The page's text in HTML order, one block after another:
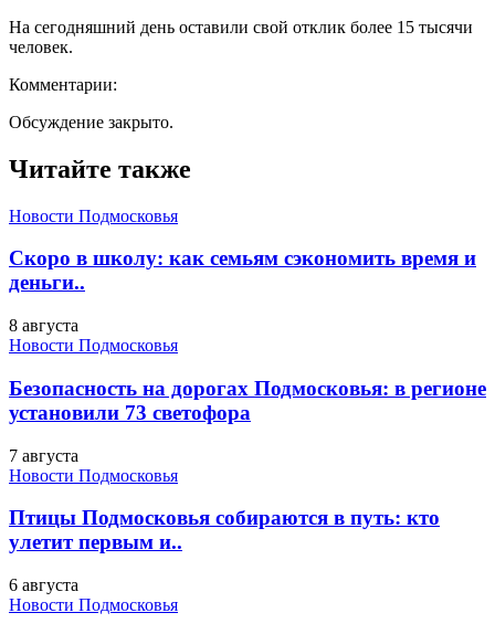
На сегодняшний день оставили свой отклик более 15 тысячи
человек.
Комментарии:
Обсуждение закрыто.
Читайте также
Новости Подмосковья
Скоро в школу: как семьям сэкономить время и
деньги..
8 августа
Новости Подмосковья
Безопасность на дорогах Подмосковья: в регионе
установили 73 светофора
7 августа
Новости Подмосковья
Птицы Подмосковья собираются в путь: кто
улетит первым и..
6 августа
Новости Подмосковья